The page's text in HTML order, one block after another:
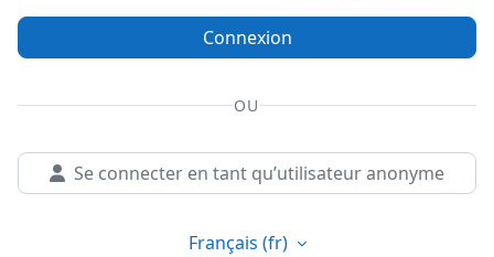
Connexion
OU
Se connecter en tant qu’utilisateur anonyme
Français ‎(fr)‎